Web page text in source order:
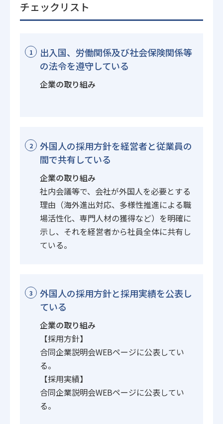
チェックリスト
1
出入国、労働関係及び社会保険関係等
の法令を遵守している
企業の取り組み
2
外国人の採用方針を経営者と従業員の
間で共有している
企業の取り組み
社内会議等で、会社が外国人を必要とする
理由（海外進出対応、多様性推進による職
場活性化、専門人材の獲得など）を明確に
示し、それを経営者から社員全体に共有し
ている。
3
外国人の採用方針と採用実績を公表し
ている
企業の取り組み
【採用方針】
合同企業説明会WEBページに公表してい
る。
【採用実績】
合同企業説明会WEBページに公表してい
る。